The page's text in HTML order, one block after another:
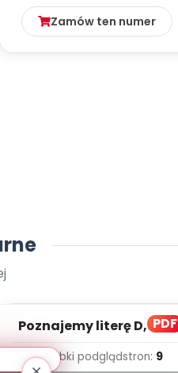
Zamów ten numer
PDF
Poznajemy literę D, cz. 1
Szybki podglądstron: 9